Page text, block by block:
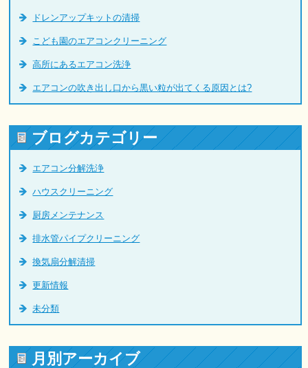
ドレンアップキットの清掃
こども園のエアコンクリーニング
高所にあるエアコン洗浄
エアコンの吹き出し口から黒い粒が出てくる原因とは?
ブログカテゴリー
エアコン分解洗浄
ハウスクリーニング
厨房メンテナンス
排水管パイプクリーニング
換気扇分解清掃
更新情報
未分類
月別アーカイブ